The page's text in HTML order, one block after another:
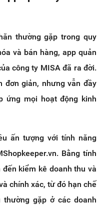
thường gặp trong quy
và bán hàng, app quản
công ty MISA đã ra đời.
đơn giản, nhưng vẫn đầy
ứng mọi hoạt động kinh
ấn tượng với tính năng
Bằng tính
kiểm kê doanh thu và
chính xác, từ đó hạn chế
gặp ở các doanh